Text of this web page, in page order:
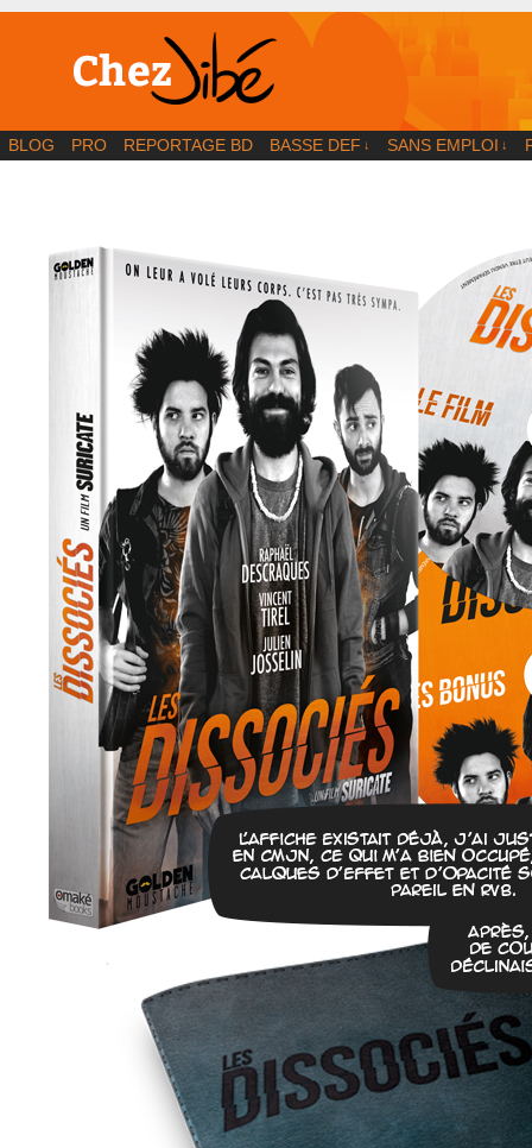
BD | Illustration | Blog
BLOG PRO REPORTAGE BD BASSE DEF ↓ SANS EMPLOI ↓